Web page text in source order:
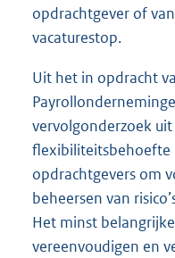
opdrachtgever of
vacaturestop.
Uit het in opdracht
vervolgonderzoek
flexibiliteitsbehoefte
opdrachtgevers om
beheersen van
Het minst
vereenvoudigen en